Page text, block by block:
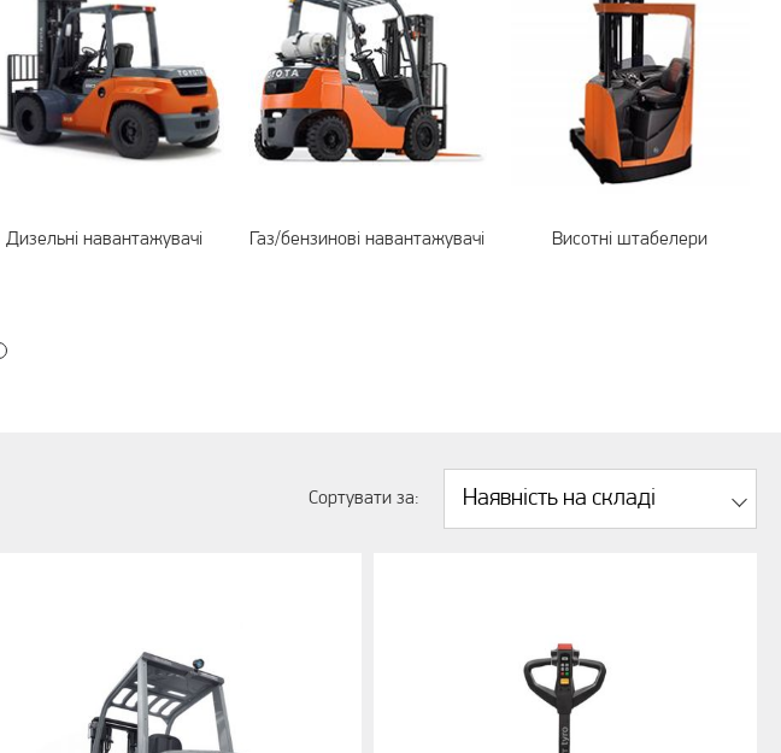
Дизельні навантажувачі Газ/бензинові навантажувачі Висотні штабелери
Сортувати за: Наявність на складі